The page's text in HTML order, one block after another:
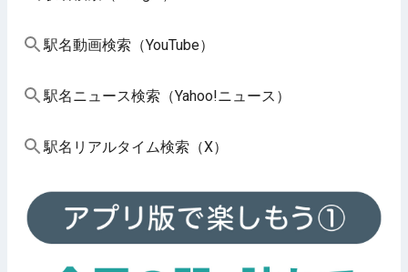
駅名動画検索（YouTube）
駅名ニュース検索（Yahoo!ニュース）
駅名リアルタイム検索（X）